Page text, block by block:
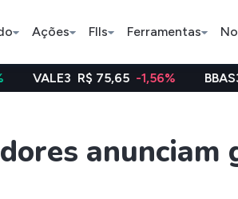
Ações FIIs Ferramentas
75,65 -1,56% BBAS3 R$ 20,40 -
anunciam